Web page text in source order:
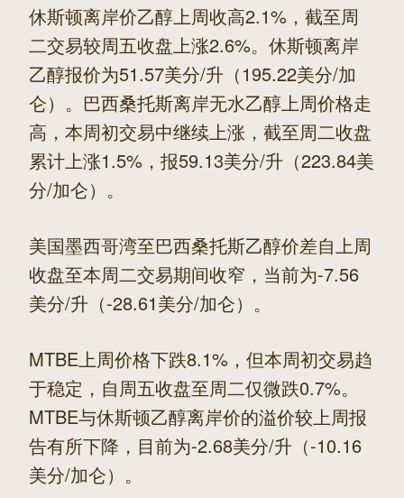
休斯顿离岸价乙醇上周收高2.1%，截至周
二交易较周五收盘上涨2.6%。休斯顿离岸
乙醇报价为51.57美分/升（195.22美分/加
仑）。巴西桑托斯离岸无水乙醇上周价格走
高，本周初交易中继续上涨，截至周二收盘
累计上涨1.5%，报59.13美分/升（223.84美
分/加仑）。
美国墨西哥湾至巴西桑托斯乙醇价差自上周
收盘至本周二交易期间收窄，当前为-7.56
美分/升（-28.61美分/加仑）。
MTBE上周价格下跌8.1%，但本周初交易趋
于稳定，自周五收盘至周二仅微跌0.7%。
MTBE与休斯顿乙醇离岸价的溢价较上周报
告有所下降，目前为-2.68美分/升（-10.16
美分/加仑）。